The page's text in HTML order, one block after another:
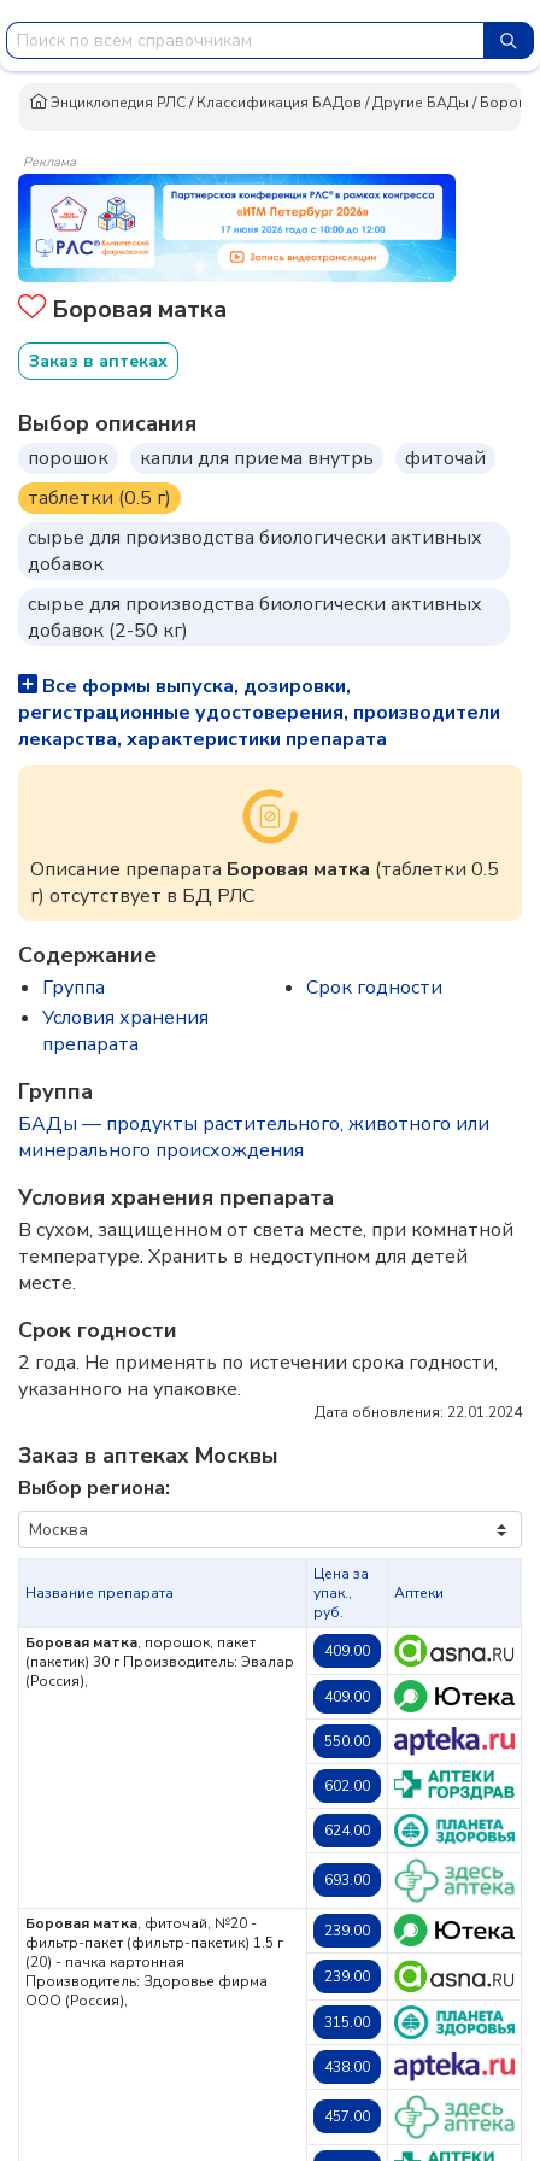
Энциклопедия РЛС/Классификация БАДов /Другие БАДы /
Реклама
Боровая матка
Заказ в аптеках
Выбор описания
порошок капли для приема внутрь
фиточай
таблетки (0.5 г)
сырье для производства биологически активных
добавок
сырье для производства биологически активных
добавок (2-50 кг)
Все формы выпуска, дозировки,
регистрационные удостоверения, производители
лекарства, характеристики препарата
Описание препарата Боровая матка (таблетки 0.5
г) отсутствует в БД РЛС
Содержание
Группа
Условия хранения
препарата
Срок годности
Группа
БАДы — продукты растительного, животного или
минерального происхождения
Условия хранения препарата
В сухом, защищенном от света месте, при комнатной
температуре. Хранить в недоступном для детей
месте.
Срок годности
2 года. Не применять по истечении срока годности,
указанного на упаковке.
Дата обновления: 22.01.2024
Заказ в аптеках Москвы
Выбор региона:
Название препарата
Цена за
упак.,
руб.
Аптеки
Боровая матка, порошок, пакет
(пакетик) 30 г Производитель: Эвалар
(Россия),
409.00
409.00
550.00
602.00
624.00
693.00
Боровая матка, фиточай, №20 -
фильтр-пакет (фильтр-пакетик) 1.5 г
(20) - пачка картонная
Производитель: Здоровье фирма
ООО (Россия),
239.00
239.00
315.00
438.00
457.00